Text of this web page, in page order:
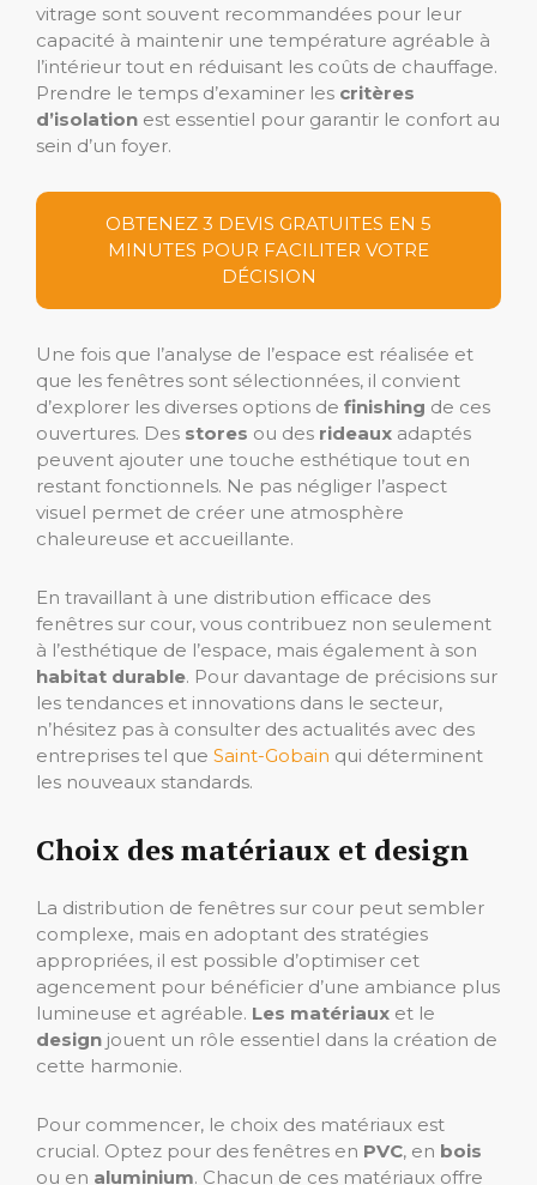
vitrage sont souvent recommandées pour leur
capacité à maintenir une température agréable à
l’intérieur tout en réduisant les coûts de chauffage.
Prendre le temps d’examiner les critères
d’isolation est essentiel pour garantir le confort au
sein d’un foyer.
OBTENEZ 3 DEVIS GRATUITES EN 5
MINUTES POUR FACILITER VOTRE
DÉCISION
Une fois que l’analyse de l’espace est réalisée et
que les fenêtres sont sélectionnées, il convient
d’explorer les diverses options de finishing de ces
ouvertures. Des stores ou des rideaux adaptés
peuvent ajouter une touche esthétique tout en
restant fonctionnels. Ne pas négliger l’aspect
visuel permet de créer une atmosphère
chaleureuse et accueillante.
En travaillant à une distribution efficace des
fenêtres sur cour, vous contribuez non seulement
à l’esthétique de l’espace, mais également à son
habitat durable. Pour davantage de précisions sur
les tendances et innovations dans le secteur,
n’hésitez pas à consulter des actualités avec des
entreprises tel que Saint-Gobain qui déterminent
les nouveaux standards.
Choix des matériaux et design
La distribution de fenêtres sur cour peut sembler
complexe, mais en adoptant des stratégies
appropriées, il est possible d’optimiser cet
agencement pour bénéficier d’une ambiance plus
lumineuse et agréable. Les matériaux et le
design jouent un rôle essentiel dans la création de
cette harmonie.
Pour commencer, le choix des matériaux est
crucial. Optez pour des fenêtres en PVC, en bois
ou en aluminium. Chacun de ces matériaux offre